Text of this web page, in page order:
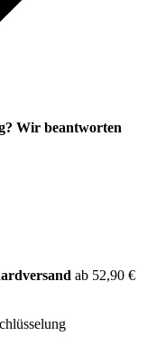
Wir beantworten
ab 52,90 €